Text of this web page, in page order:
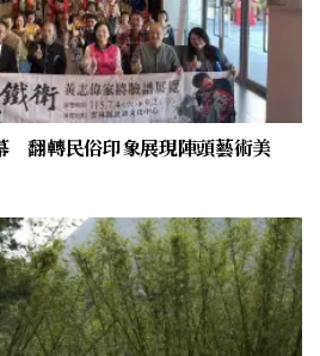
翻轉民俗印象展現陣頭藝術美